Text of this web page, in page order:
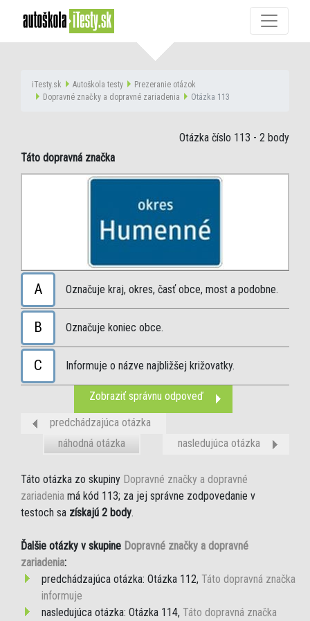
iTesty.sk Autoškola testy
Prezeranie otázok
Dopravné značky a dopravné zariadenia
Otázka 113
Otázka číslo 113 - 2 body
Táto dopravná značka
A Označuje kraj, okres, časť obce, most a podobne.
B Označuje koniec obce.
C Informuje o názve najbližšej križovatky.
Zobraziť správnu odpoveď
predchádzajúca otázka
nasledujúca otázka
náhodná otázka
Táto otázka zo skupiny Dopravné značky a dopravné
zariadenia má kód 113; za jej správne zodpovedanie v
testoch sa získajú 2 body.
Ďalšie otázky v skupine Dopravné značky a dopravné
zariadenia:
predchádzajúca otázka: Otázka 112, Táto dopravná značka
informuje
nasledujúca otázka: Otázka 114, Táto dopravná značka